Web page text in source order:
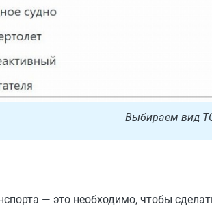
Выбираем вид
— это необходимо, чтобы